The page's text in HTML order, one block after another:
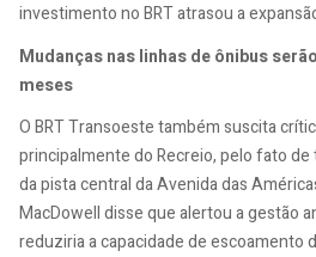
investimento no BRT atrasou a
Mudanças nas linhas de ônibus
meses
O BRT Transoeste também suscita
principalmente do Recreio, pelo fato
da pista central da Avenida das
MacDowell disse que alertou a gestão
reduziria a capacidade de escoamento